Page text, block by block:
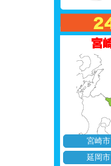
宮崎市
延岡市